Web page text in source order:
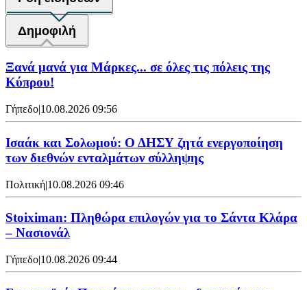
Δημοφιλή
Ξανά μανά για Μάρκες... σε όλες τις πόλεις της
Κύπρου!
Γήπεδο|10.08.2026 09:56
Ισαάκ και Σολωμού: Ο ΔΗΣΥ ζητά ενεργοποίηση
των διεθνών ενταλμάτων σύλληψης
Πολιτική|10.08.2026 09:46
Stoiximan: Πληθώρα επιλογών για το Σάντα Κλάρα
– Νασιονάλ
Γήπεδο|10.08.2026 09:44